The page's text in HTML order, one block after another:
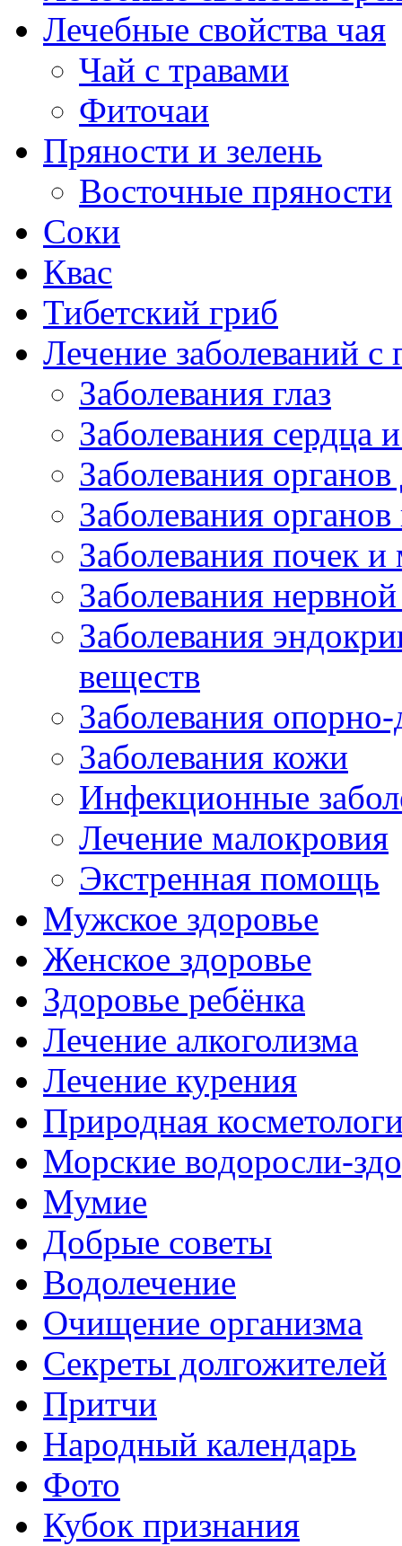
Лечебные свойства чая
Чай с травами
Фиточаи
Пряности и зелень
Восточные пряности
Соки
Квас
Тибетский гриб
Лечение заболеваний
Заболевания глаз
Заболевания сердца
Заболевания
Заболевания
Заболевания почек
Заболевания
Заболевания
веществ
Заболевания опорно-
Заболевания кожи
Инфекционные
Лечение малокровия
Экстренная помощь
Мужское здоровье
Женское здоровье
Здоровье ребёнка
Лечение алкоголизма
Лечение курения
Природная
Морские водоросли-
Мумие
Добрые советы
Водолечение
Очищение организма
Секреты долгожителей
Притчи
Народный календарь
Фото
Кубок признания